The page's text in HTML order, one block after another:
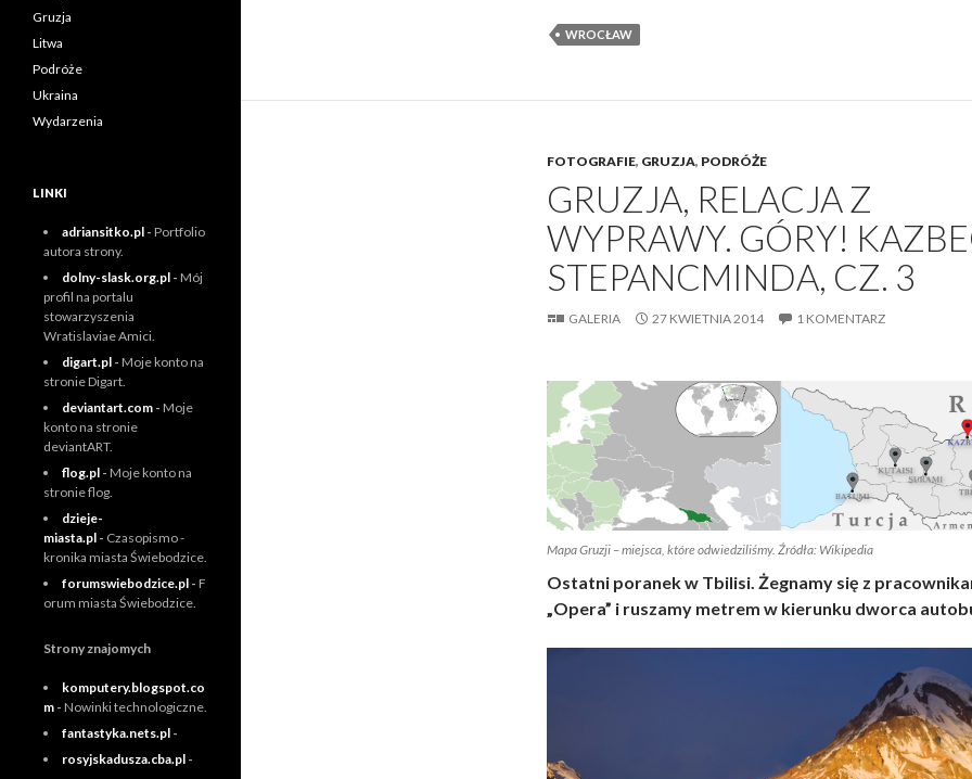
WROCŁAW
FOTOGRAFIE, GRUZJA, PODRÓŻE
GRUZJA, RELACJA Z
WYPRAWY. GÓRY!
STEPANCMINDA, CZ. 3
GALERIA 27 KWIETNIA 2014 1 KOMENTARZ
Mapa Gruzji – miejsca, które odwiedziliśmy. Źródła: Wikipedia
Ostatni poranek w Tbilisi. Żegnamy się z
„Opera” i ruszamy metrem w kierunku dworca
Gruzja
Litwa
Podróże
Ukraina
Wydarzenia
LINKI
adriansitko.pl - Portfolio
autora strony.
dolny-slask.org.pl - Mój
profil na portalu
stowarzyszenia
Wratislaviae Amici.
digart.pl - Moje konto na
stronie Digart.
deviantart.com - Moje
konto na stronie
deviantART.
flog.pl - Moje konto na
stronie flog.
dzieje-
miasta.pl - Czasopismo -
kronika miasta Świebodzice.
forumswiebodzice.pl - F
orum miasta Świebodzice.
Strony znajomych
komputery.blogspot.co
m - Nowinki technologiczne.
fantastyka.nets.pl -
rosyjskadusza.cba.pl -